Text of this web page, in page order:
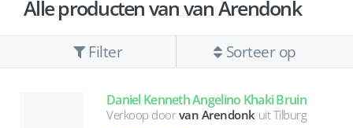
Alle producten van van Arendonk
Filter Sorteer op
Daniel Kenneth Angelino Khaki Bruin
Verkoop doorvan Arendonk uit Tilburg